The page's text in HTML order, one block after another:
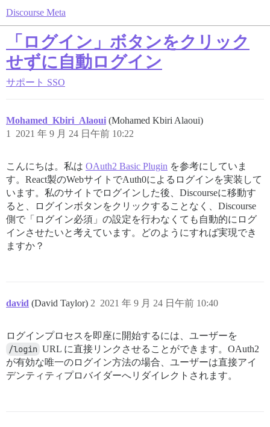
Discourse Meta
「ログイン」ボタンをクリック
せずに自動ログイン
サポート SSO
Mohamed_Kbiri_Alaoui (Mohamed Kbiri Alaoui)
2021 年 9 月 24 日午前 10:22
1
こんにちは。私は OAuth2 Basic Plugin を参考にしていま
す。React製のWebサイトでAuth0によるログインを実装して
います。私のサイトでログインした後、Discourseに移動す
ると、ログインボタンをクリックすることなく、Discourse
側で「ログイン必須」の設定を行わなくても自動的にログ
インさせたいと考えています。どのようにすれば実現でき
ますか？
david (David Taylor) 2021 年 9 月 24 日午前 10:40
2
ログインプロセスを即座に開始するには、ユーザーを
/login URL に直接リンクさせることができます。OAuth2
が有効な唯一のログイン方法の場合、ユーザーは直接アイ
デンティティプロバイダーへリダイレクトされます。